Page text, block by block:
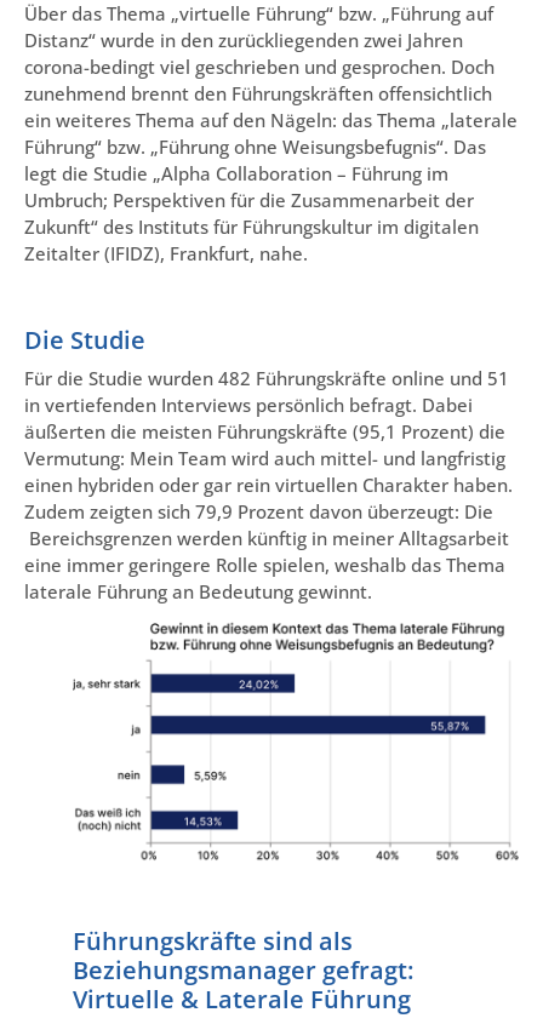
Über das Thema „virtuelle Führung“ bzw. „Führung auf
Distanz“ wurde in den zurückliegenden zwei Jahren
corona-bedingt viel geschrieben und gesprochen. Doch
zunehmend brennt den Führungskräften offensichtlich
ein weiteres Thema auf den Nägeln: das Thema „laterale
Führung“ bzw. „Führung ohne Weisungsbefugnis“. Das
legt die Studie „Alpha Collaboration – Führung im
Umbruch; Perspektiven für die Zusammenarbeit der
Zukunft“ des Instituts für Führungskultur im digitalen
Zeitalter (IFIDZ), Frankfurt, nahe.
Die Studie
Für die Studie wurden 482 Führungskräfte online und 51
in vertiefenden Interviews persönlich befragt. Dabei
äußerten die meisten Führungskräfte (95,1 Prozent) die
Vermutung: Mein Team wird auch mittel- und langfristig
einen hybriden oder gar rein virtuellen Charakter haben.
Zudem zeigten sich 79,9 Prozent davon überzeugt: Die
Bereichsgrenzen werden künftig in meiner Alltagsarbeit
eine immer geringere Rolle spielen, weshalb das Thema
laterale Führung an Bedeutung gewinnt.
Führungskräfte sind als
Beziehungsmanager gefragt:
Virtuelle & Laterale Führung